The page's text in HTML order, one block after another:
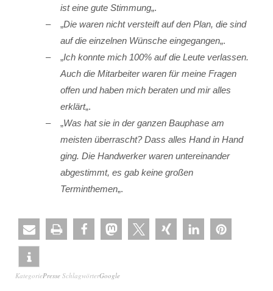
ist eine gute Stimmung„.
„Die waren nicht versteift auf den Plan, die sind
auf die einzelnen Wünsche eingegangen„.
„Ich konnte mich 100% auf die Leute verlassen.
Auch die Mitarbeiter waren für meine Fragen
offen und haben mich beraten und mir alles
erklärt„.
„Was hat sie in der ganzen Bauphase am
meisten überrascht? Dass alles Hand in Hand
ging. Die Handwerker waren untereinander
abgestimmt, es gab keine großen
Terminthemen„.
KategoriePresse SchlagwörterGoogle